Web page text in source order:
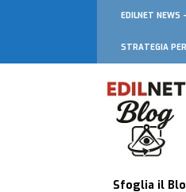
EDILNET NEWS
STRATEGIA
Sfoglia il